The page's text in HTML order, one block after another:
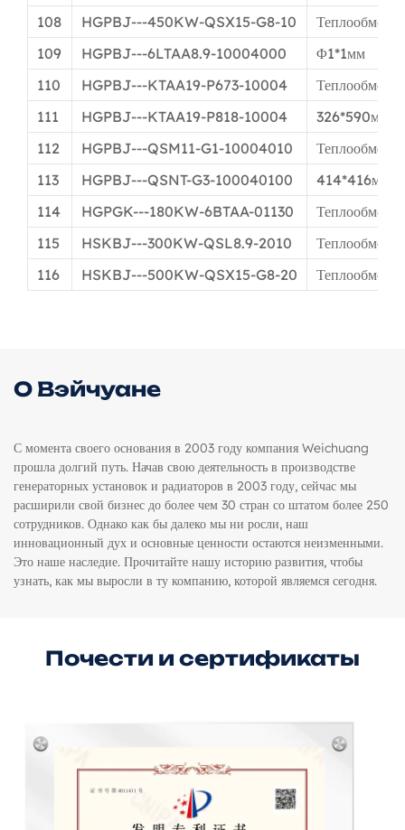
108
HGPBJ---450KW-QSX15-G8-10
109
HGPBJ---6LTAA8.9-10004000
Φ1*1мм
110
HGPBJ---KTAA19-P673-10004
111
HGPBJ---KTAA19-P818-10004
326*590мм
112
HGPBJ---QSM11-G1-10004010
113
HGPBJ---QSNT-G3-100040100
414*416мм
114
HGPGK---180KW-6BTAA-01130
115
HSKBJ---300KW-QSL8.9-2010
116
HSKBJ---500KW-QSX15-G8-20
О Вэйчуане
С момента своего основания в 2003 году компания Weichuang
прошла долгий путь. Начав свою деятельность в производстве
генераторных установок и радиаторов в 2003 году, сейчас мы
расширили свой бизнес до более чем 30 стран со штатом более 250
сотрудников. Однако как бы далеко мы ни росли, наш
инновационный дух и основные ценности остаются неизменными.
Это наше наследие. Прочитайте нашу историю развития, чтобы
узнать, как мы выросли в ту компанию, которой являемся сегодня.
Почести и сертификаты